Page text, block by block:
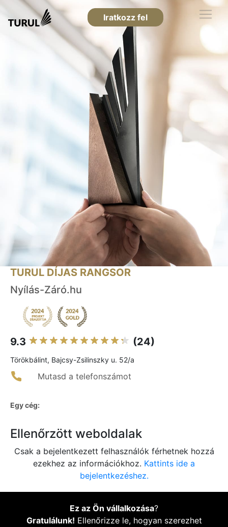
Iratkozz fel
TURUL DÍJAS RANGSOR
Nyílás-Záró.hu
9.3 (24)
Törökbálint, Bajcsy-Zsilinszky u. 52/a
Mutasd a telefonszámot
Egy cég:
Ellenőrzött weboldalak
Csak a bejelentkezett felhasználók férhetnek hozzá
ezekhez az információkhoz. Kattints ide a
bejelentkezéshez.
Ez az Ön vállalkozása?
Gratulálunk! Ellenőrizze le, hogyan szerezhet